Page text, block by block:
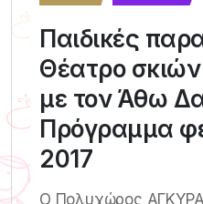
Παιδικές
Θέατρο
με τον Άθω
Πρόγραμμα
2017
Ο Πολυχώρος